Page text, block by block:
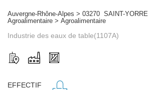
Auvergne-Rhône-Alpes > 03270 SAINT-YORRE
Agroalimentaire > Agroalimentaire
Industrie des eaux de table(1107A)
EFFECTIF